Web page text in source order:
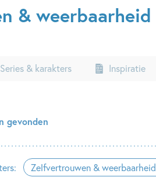
& weerbaarheid
Series & karakters Inspiratie
gevonden
Zelfvertrouwen & weerbaarheid